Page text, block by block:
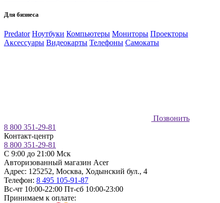
Для бизнеса
Predator Ноутбуки Компьютеры Мониторы Проекторы
Аксессуары Видеокарты Телефоны Самокаты
Позвонить
8 800 351-29-81
Контакт-центр
8 800 351-29-81
C 9:00 до 21:00 Мск
Авторизованный магазин Acer
Адрес: 125252, Москва, Ходынский бул., 4
Телефон: 8 495 105-91-87
Вс-чт 10:00-22:00 Пт-сб 10:00-23:00
Принимаем к оплате: